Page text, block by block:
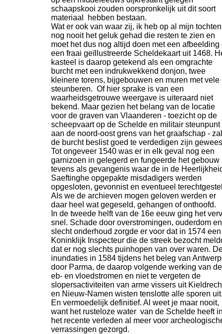
schaapskooi zouden oorspronkelijk uit dit soort
materiaal hebben bestaan.
Wat er ook van waar zij, ik heb op al mijn tochten
nog nooit het geluk gehad die resten te zien en
moet het dus nog altijd doen met een afbeelding
een fraai geïllustreerde Scheldekaart uit 1468.
kasteel is daarop getekend als een omgrachte
burcht met een indrukwekkend donjon, twee
kleinere torens, bijgebouwen en muren met vele
steunberen. Of hier sprake is van een
waarheidsgetrouwe weergave is uiteraard niet
bekend. Maar gezien het belang van de locatie
voor de graven van Vlaanderen - toezicht op de
scheepvaart op de Schelde en militair steunpunt
aan de noord-oost grens van het graafschap - zal
de burcht beslist goed te verdedigen zijn
Tot ongeveer 1540 was er in elk geval nog een
garnizoen in gelegerd en fungeerde het gebouw
tevens als gevangenis waar de in de
Saeftinghe opgepakte misdadigers werden
opgesloten, gevonnist en eventueel
Als we de archieven mogen geloven werden er
daar heel wat gegeseld, gehangen of onthoofd.
In de tweede helft van de 16e eeuw ging het
snel. Schade door overstromingen, ouderdom en
slecht onderhoud zorgde er voor dat in 1574 een
Koninklijk Inspecteur die de streek bezocht
dat er nog slechts puinhopen van over waren.
inundaties in 1584 tijdens het beleg van
door Parma, de daarop volgende werking van de
eb- en vloedstromen en niet te vergeten de
slopersactiviteiten van arme vissers uit
en Nieuw-Namen wisten tenslotte alle sporen
En vermoedelijk definitief. Al weet je maar nooit,
want het rusteloze water van de Schelde heeft
het recente verleden al meer voor
verrassingen gezorgd.